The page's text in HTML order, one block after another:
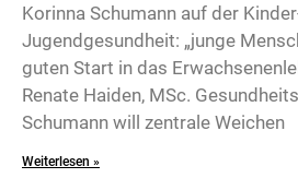
Korinna Schumann auf der
Jugendgesundheit: „junge
guten Start in das
Renate Haiden, MSc.
Schumann will zentrale Weichen
Weiterlesen »